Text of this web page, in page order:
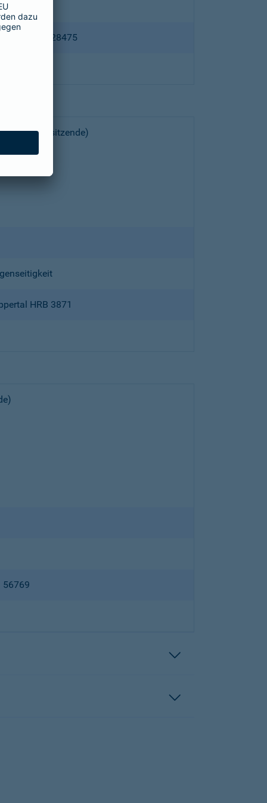
HRB 28475
(Vorsitzende)
HRB 3871
56769